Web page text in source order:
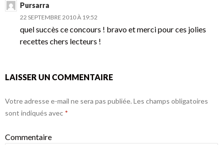
Pursarra
22 SEPTEMBRE 2010 À 19:52
quel succès ce concours ! bravo et merci pour ces jolies
recettes chers lecteurs !
LAISSER UN COMMENTAIRE
Votre adresse e-mail ne sera pas publiée. Les champs obligatoires
sont indiqués avec *
Commentaire